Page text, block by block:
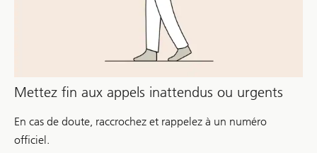
Mettez fin aux appels inattendus ou urgents
En cas de doute, raccrochez et rappelez à un numéro
officiel.